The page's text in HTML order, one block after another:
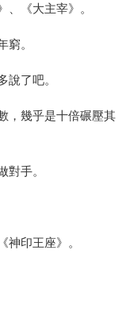
《大主宰》。
。
說了吧。
，幾乎是十倍碾壓其
手。
印王座》。